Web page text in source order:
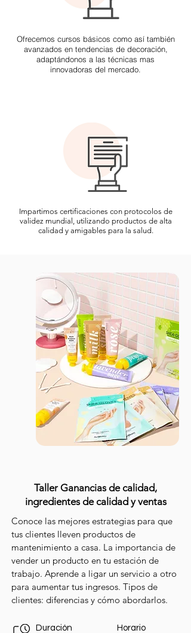
Ofrecemos cursos básicos como así también
avanzados en tendencias de decoración,
adaptándonos a las técnicas mas
innovadoras del mercado.
Impartimos certificaciones con protocolos de
validez mundial, utilizando productos de alta
calidad y amigables para la salud.
Taller Ganancias de calidad,
ingredientes de calidad y ventas
Conoce las mejores estrategias para que
tus clientes lleven productos de
mantenimiento a casa. La importancia de
vender un producto en tu estación de
trabajo. Aprende a ligar un servicio a otro
para aumentar tus ingresos. Tipos de
clientes: diferencias y cómo abordarlos.
Duración
Horario